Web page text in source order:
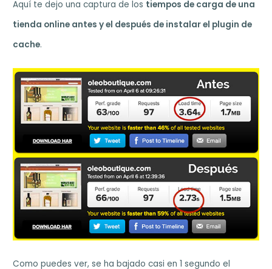
Aquí te dejo una captura de los tiempos de carga de una
tienda online antes y el después de instalar el plugin de
cache.
Como puedes ver, se ha bajado casi en 1 segundo el